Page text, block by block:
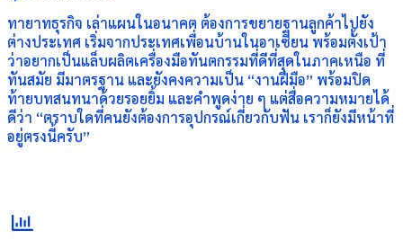
ทายาทธุรกิจ เล่าแผนในอนาคต ต้องการขยายฐานลูกค้าไปยัง
ต่างประเทศ เริ่มจากประเทศเพื่อนบ้านในอาเซียน พร้อมตั้งเป้า
ว่าอยากเป็นแล็บผลิตเครื่องมือทันตกรรมที่ดีที่สุดในภาคเหนือ ที่
ทันสมัย มีมาตรฐาน และยังคงความเป็น “งานฝีมือ” พร้อมปิด
ท้ายบทสนทนาด้วยรอยยิ้ม และคำพูดง่าย ๆ แต่สื่อความหมายได้
ดีว่า “ตราบใดที่คนยังต้องการอุปกรณ์เกี่ยวกับฟัน เราก็ยังมีหน้าที่
อยู่ตรงนี้ครับ”